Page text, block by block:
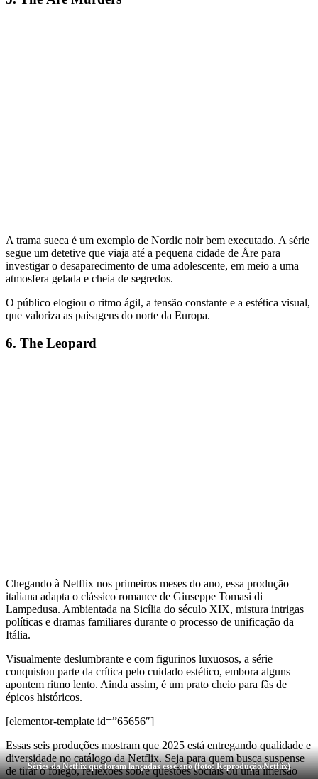
Séries da Netflix que foram lançadas esse ano (foto: Reprodução/Netflix)
A trama sueca é um exemplo de Nordic noir bem executado. A série
segue um detetive que viaja até a pequena cidade de Åre para
investigar o desaparecimento de uma adolescente, em meio a uma
atmosfera gelada e cheia de segredos.
O público elogiou o ritmo ágil, a tensão constante e a estética visual,
que valoriza as paisagens do norte da Europa.
6. The Leopard
Chegando à Netflix nos primeiros meses do ano, essa produção
italiana adapta o clássico romance de Giuseppe Tomasi di
Lampedusa. Ambientada na Sicília do século XIX, mistura intrigas
políticas e dramas familiares durante o processo de unificação da
Itália.
Visualmente deslumbrante e com figurinos luxuosos, a série
conquistou parte da crítica pelo cuidado estético, embora alguns
apontem ritmo lento. Ainda assim, é um prato cheio para fãs de
épicos históricos.
[elementor-template id=”65656″]
Essas seis produções mostram que 2025 está entregando qualidade e
diversidade no catálogo da Netflix. Seja para quem busca suspense
de tirar o fôlego, reflexões sobre questões sociais ou uma imersão